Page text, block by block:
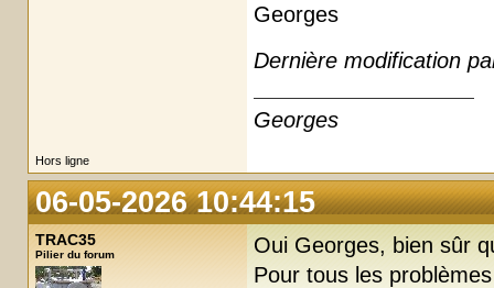
Georges
Dernière modification
Georges
Hors ligne
06-05-2026 10:44:15
TRAC35
Pilier du forum
Oui Georges, bien sûr
Pour tous les